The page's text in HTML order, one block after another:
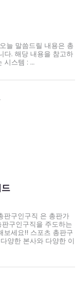
늘 말씀드릴 내용은 총
다. 해당 내용을 참고하
시스템 : ...
판구인구직 은 총판가
구인구직을 주도하는
보세요!! 스포츠 총판구
양한 본사와 다양한 이